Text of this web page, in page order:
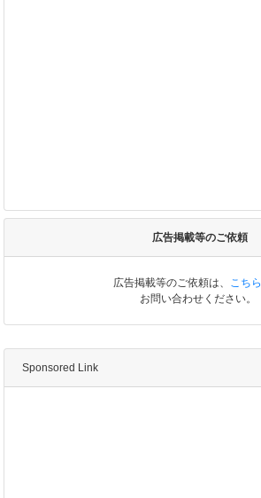
広告掲載等のご依頼
広告掲載等のご依頼は、 こちら
お問い合わせください。
Sponsored Link